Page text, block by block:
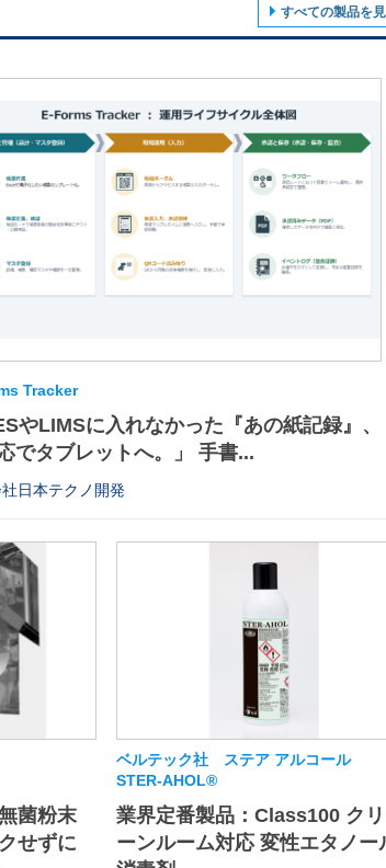
すべての製品を
Tracker
やLIMSに入れなかった『あの紙記録』、
でタブレットへ。」 手書...
日本テクノ開発
菌粉末
せずに
ベルテック社 ステア アルコール
STER-AHOL®
業界定番製品：Class100 クリ
ーンルーム対応 変性エタノー